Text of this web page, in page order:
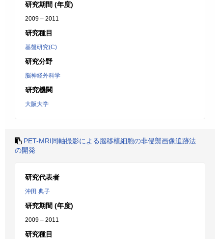
研究期間 (年度)
2009 – 2011
研究種目
基盤研究(C)
研究分野
脳神経外科学
研究機関
大阪大学
PET-MRI同軸撮影による脳移植細胞の非侵襲画像追跡法
の開発
研究代表者
沖田 典子
研究期間 (年度)
2009 – 2011
研究種目